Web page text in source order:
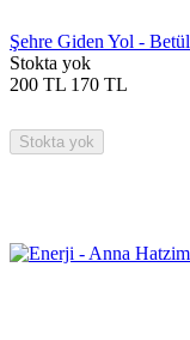
Şehre Giden Yol -
Stokta yok
200 TL 170 TL
Stokta yok